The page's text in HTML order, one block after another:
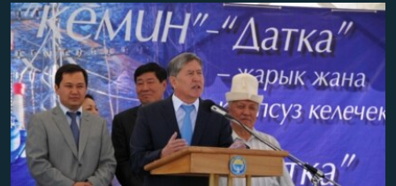
TÜRKMENÇE